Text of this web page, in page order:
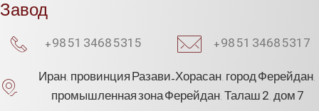
Завод
+98 51 3468 5315 +98 51 3468 5317
Иран, провинция Разави-Хорасан, город Ферейдан,
промышленная зона Ферейдан, Талаш 2, дом 7